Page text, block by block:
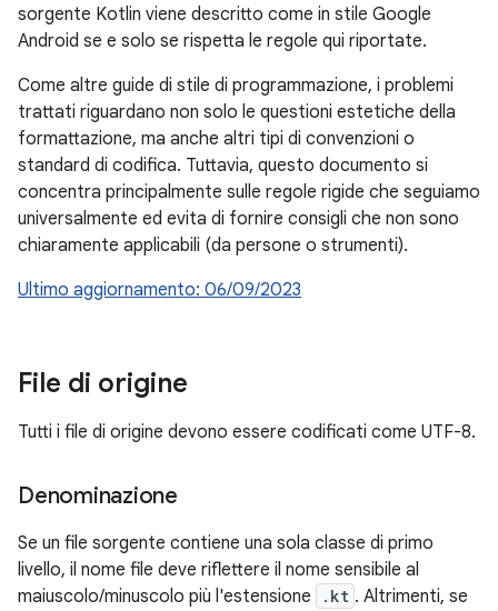
sorgente Kotlin viene descritto come in stile Google
Android se e solo se rispetta le regole qui riportate.
Come altre guide di stile di programmazione, i problemi
trattati riguardano non solo le questioni estetiche della
formattazione, ma anche altri tipi di convenzioni o
standard di codifica. Tuttavia, questo documento si
concentra principalmente sulle regole rigide che seguiamo
universalmente ed evita di fornire consigli che non sono
chiaramente applicabili (da persone o strumenti).
Ultimo aggiornamento: 06/09/2023
File di origine
Tutti i file di origine devono essere codificati come UTF-8.
Denominazione
Se un file sorgente contiene una sola classe di primo
livello, il nome file deve riflettere il nome sensibile al
maiuscolo/minuscolo più l'estensione
.kt . Altrimenti, se